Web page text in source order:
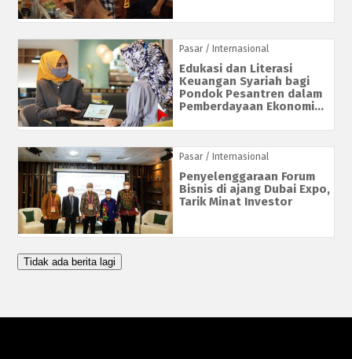
Pasar/ Internasional
Edukasi dan Literasi
Keuangan Syariah bagi
Pondok Pesantren dalam
Pemberdayaan Ekonomi...
Pasar/ Internasional
Penyelenggaraan Forum
Bisnis di ajang Dubai Expo,
Tarik Minat Investor
Tidak ada berita lagi